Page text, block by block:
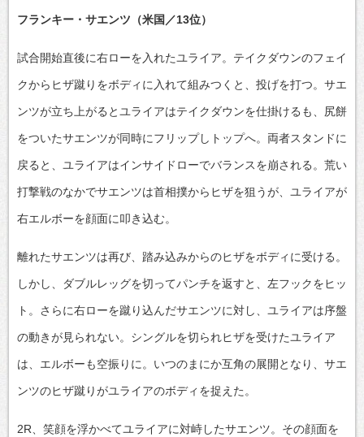
フランキー・サエンツ（米国／13位）
試合開始直後に右ローを入れたユライア。テイクダウンのフェイ
クからヒザ蹴りをボディに入れて組みつくと、投げを打つ。サエ
ンツが立ち上がるとユライアはテイクダウンを仕掛けるも、尻餅
をついたサエンツが同時にフリップしトップへ。両者スタンドに
戻ると、ユライアはインサイドローでバランスを崩される。荒い
打撃戦のなかでサエンツは首相撲からヒザを狙うが、ユライアが
右エルボーを顔面に叩き込む。
離れたサエンツは再び、踏み込みからのヒザをボディに受ける。
しかし、ダブルレッグを切ってパンチを返すと、左フックをヒッ
ト。さらに右ローを蹴り込んだサエンツに対し、ユライアは序盤
の動きが見られない。シングルを切られヒザを受けたユライア
は、エルボーも空振りに。いつのまにか互角の展開となり、サエ
ンツのヒザ蹴りがユライアのボディを捉えた。
2R、笑顔を浮かべてユライアに対峙したサエンツ。その顔面を